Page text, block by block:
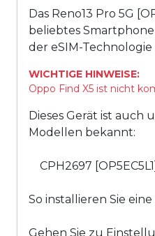
Das Reno13 Pro 5G
beliebtes
der eSIM-
WICHTIGE HINWEISE:
Oppo Find X5 ist nicht
Dieses Gerät ist
Modellen bekannt:
CPH2697 [OP5EC5L1]
So installieren Sie
Gehen Sie zu